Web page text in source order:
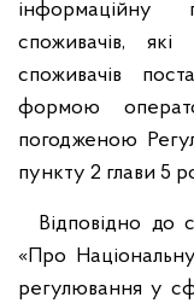
інформаційну
споживачів,
споживачів
формою
погодженою
пункту 2 глави 5
Відповідно до
«Про
регулювання у